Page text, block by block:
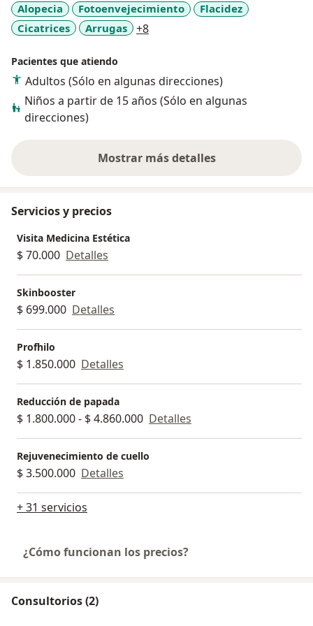
Americano. British Council
Alopecia Fotoenvejecimiento
Flacidez
Cicatrices
Arrugas +8a11y_sr_more_diseases
Pacientes que atiendo
Adultos (Sólo en algunas direcciones)
Niños a partir de 15 años (Sólo en algunas
direcciones)
Mostrar más detalles
sobre la experiencia
Servicios y precios
Visita Medicina Estética
$ 70.000 Detalles
Skinbooster
$ 699.000 Detalles
Profhilo
$ 1.850.000 Detalles
Reducción de papada
$ 1.800.000 - $ 4.860.000 Detalles
Rejuvenecimiento de cuello
$ 3.500.000 Detalles
+ 31 servicios
¿Cómo funcionan los precios?
Consultorios (2)